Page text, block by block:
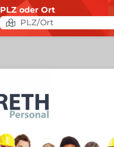
PLZ oder Ort